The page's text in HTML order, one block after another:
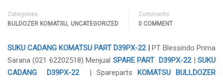
Categories
BULDOZER KOMATSU, UNCATEGORIZED
Comments
0 COMMENT
SUKU CADANG KOMATSU PART D39PX-22| PT Blessindo Prima
Sarana (021 62202518) Menjual SPARE PART D39PX-22|SUKU
CADANG D39PX-22| Spareparts KOMATSU BULLDOZER